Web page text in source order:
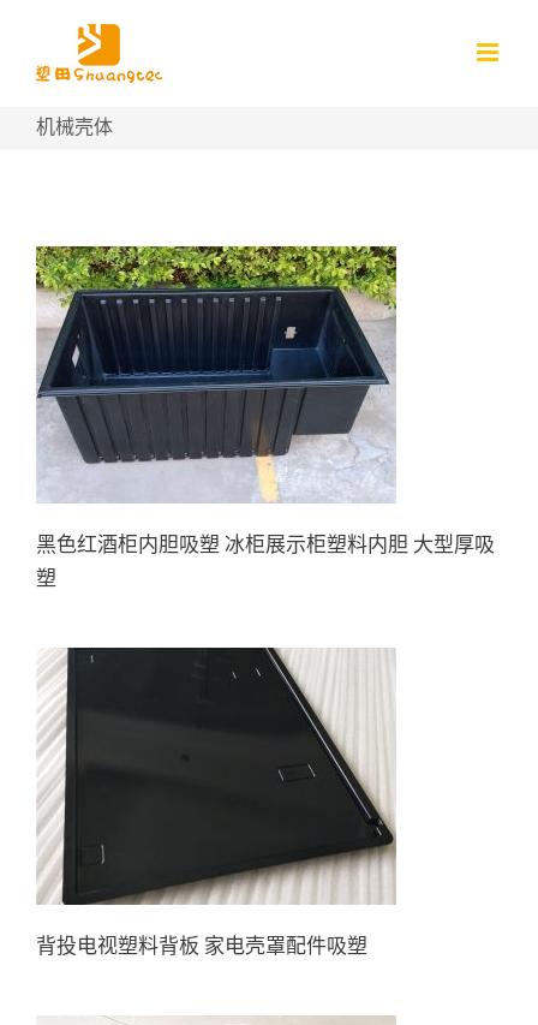
content
机械壳体
黑色红酒柜内胆吸塑 冰柜展示
柜塑料内胆 大型厚吸塑
黑色红酒柜内胆吸塑 冰柜展示柜塑料内胆 大型厚吸
塑
背投电视塑料背板 家电壳罩配
背投电视塑料背板 家电壳罩配件吸塑